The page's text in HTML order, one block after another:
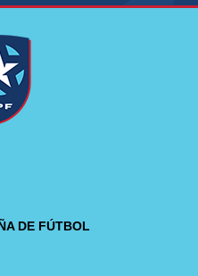
DE FÚTBOL